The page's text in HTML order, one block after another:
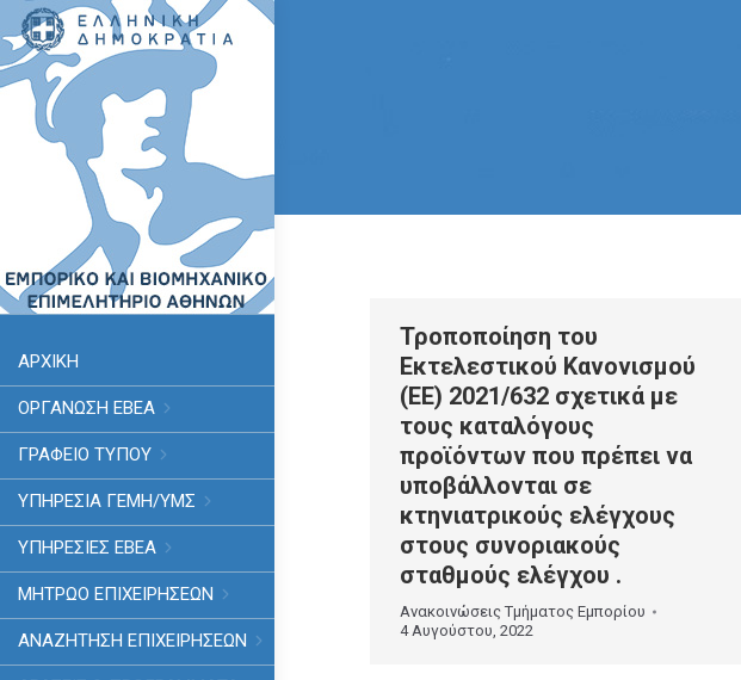
ΑΡΧΙΚΗ
ΟΡΓΑΝΩΣΗ ΕΒΕΑ
ΓΡΑΦΕΙΟ ΤΥΠΟΥ
ΥΠΗΡΕΣΊΑ ΓΕΜΗ/ΥΜΣ
ΥΠΗΡΕΣΙΕΣ ΕΒΕΑ
ΜΗΤΡΩΟ ΕΠΙΧΕΙΡΗΣΕΩΝ
ΑΝΑΖΗΤΗΣΗ ΕΠΙΧΕΙΡΗΣΕΩΝ
Τροποποίηση του
Εκτελεστικού Κανονισμού
(ΕΕ) 2021/632 σχετικά με
τους καταλόγους
προϊόντων που πρέπει να
υποβάλλονται σε
κτηνιατρικούς ελέγχους
στους συνοριακούς
σταθμούς ελέγχου .
Ανακοινώσεις Τμήματος Εμπορίου
4 Αυγούστου, 2022